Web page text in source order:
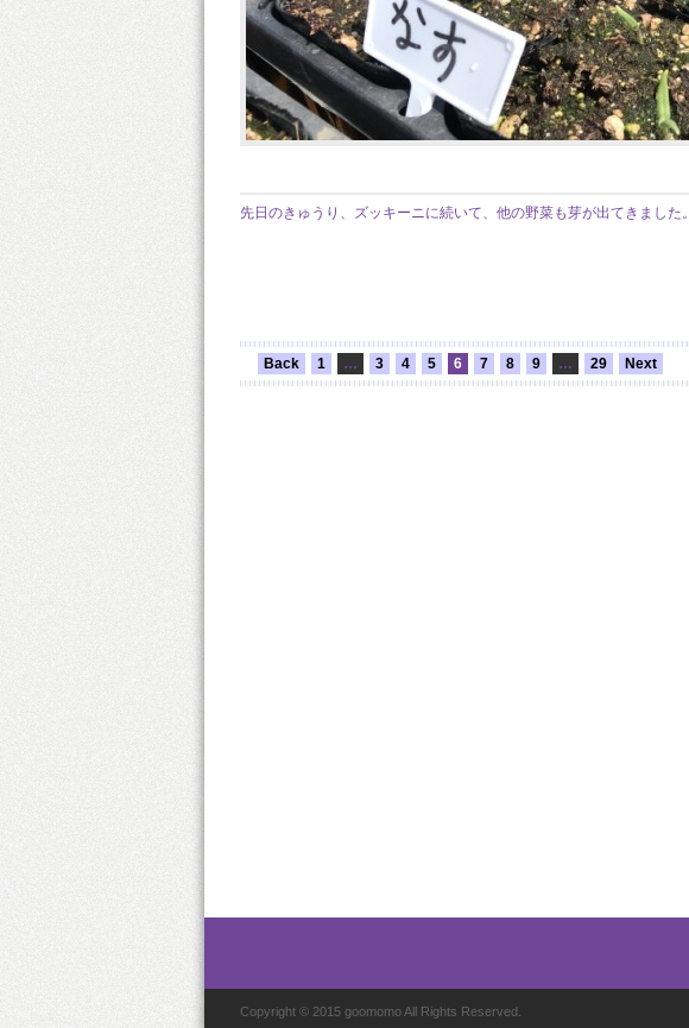
先日のきゅうり、ズッキーニに続いて、他の野菜も芽が出てきました。
Back 1 … 3 4 5 6 7 8 9 … 29 Next
Copyright © 2015 goomomo All Rights Reserved.